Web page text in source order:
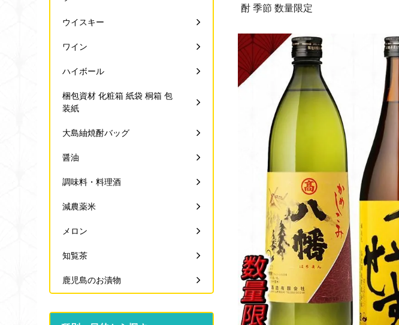
酎 季節 数量限定
ウイスキー
ワイン
ハイボール
梱包資材 化粧箱 紙袋 桐箱 包
装紙
大島紬焼酎バッグ
醤油
調味料・料理酒
減農薬米
メロン
知覧茶
鹿児島のお漬物